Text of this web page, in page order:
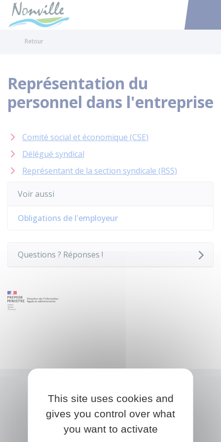
Accéder
Retour
Représentation du
personnel dans l'entreprise
Comité social et économique (CSE)
Délégué syndical
Représentant de la section syndicale (RSS)
Voir aussi
Obligations de l'employeur
Questions ? Réponses !
This site uses cookies and
gives you control over what
you want to activate